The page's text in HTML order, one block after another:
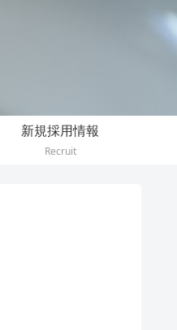
新規採用情報
Recruit